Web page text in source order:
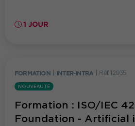
1 JOUR
FORMATION INTER-INTRA Réf. 12935
NOUVEAUTÉ
Formation : ISO/IEC
Foundation - Artificial